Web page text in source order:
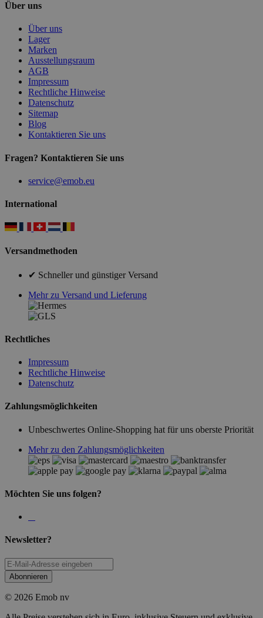
Über uns
Über uns
Lager
Marken
Ausstellungsraum
AGB
Impressum
Rechtliche Hinweise
Datenschutz
Sitemap
Blog
Kontaktieren Sie uns
Fragen? Kontaktieren Sie uns
service@emob.eu
International
Versandmethoden
✔ Schneller und günstiger Versand
Mehr zu Versand und Lieferung
Rechtliches
Impressum
Rechtliche Hinweise
Datenschutz
Zahlungsmöglichkeiten
Unbeschwertes Online-Shopping hat für uns oberste Priorität
Mehr zu den Zahlungsmöglichkeiten
Möchten Sie uns folgen?
Newsletter?
Abonnieren
© 2026 Emob nv